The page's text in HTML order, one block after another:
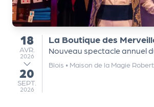
du
18
AVRIL
AVR.
2026
au
20
SEPTEMBRE
SEPT.
2026
La Boutique des
Nouveau spectacle annuel
Blois • Maison de la Magie